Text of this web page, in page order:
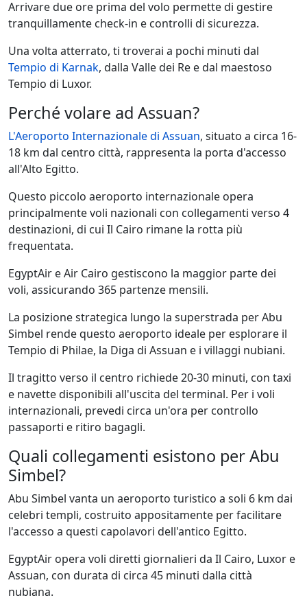
Arrivare due ore prima del volo permette di gestire
tranquillamente check-in e controlli di sicurezza.
Una volta atterrato, ti troverai a pochi minuti dal
Tempio di Karnak, dalla Valle dei Re e dal maestoso
Tempio di Luxor.
Perché volare ad Assuan?
L'Aeroporto Internazionale di Assuan, situato a circa 16-
18 km dal centro città, rappresenta la porta d'accesso
all'Alto Egitto.
Questo piccolo aeroporto internazionale opera
principalmente voli nazionali con collegamenti verso 4
destinazioni, di cui Il Cairo rimane la rotta più
frequentata.
EgyptAir e Air Cairo gestiscono la maggior parte dei
voli, assicurando 365 partenze mensili.
La posizione strategica lungo la superstrada per Abu
Simbel rende questo aeroporto ideale per esplorare il
Tempio di Philae, la Diga di Assuan e i villaggi nubiani.
Il tragitto verso il centro richiede 20-30 minuti, con taxi
e navette disponibili all'uscita del terminal. Per i voli
internazionali, prevedi circa un'ora per controllo
passaporti e ritiro bagagli.
Quali collegamenti esistono per Abu
Simbel?
Abu Simbel vanta un aeroporto turistico a soli 6 km dai
celebri templi, costruito appositamente per facilitare
l'accesso a questi capolavori dell'antico Egitto.
EgyptAir opera voli diretti giornalieri da Il Cairo, Luxor e
Assuan, con durata di circa 45 minuti dalla città
nubiana.